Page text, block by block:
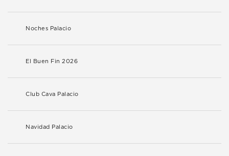
Noches Palacio
El Buen Fin 2026
Club Cava Palacio
Navidad Palacio